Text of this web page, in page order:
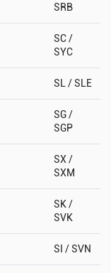
SRB
SC /
SYC
SL / SLE
SG /
SGP
SX /
SXM
SK /
SVK
SI / SVN